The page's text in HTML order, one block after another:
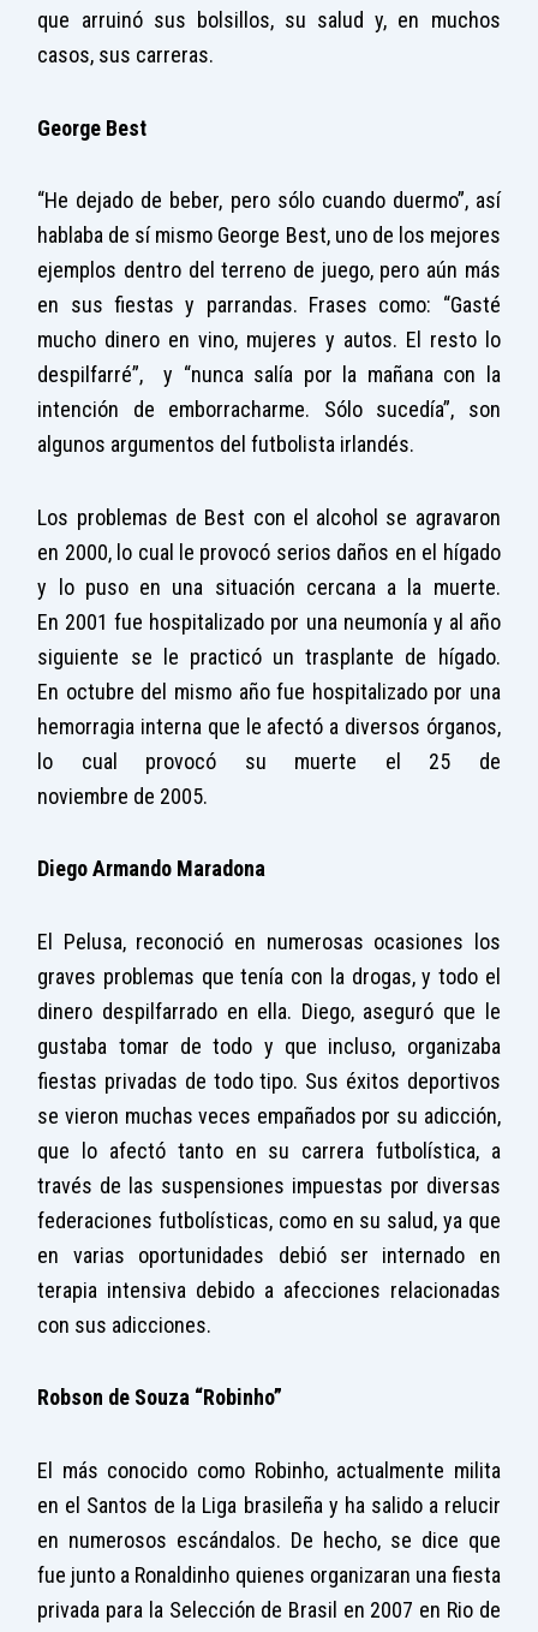
que arruinó sus bolsillos, su salud y, en muchos
casos, sus carreras.
George Best
“He dejado de beber, pero sólo cuando duermo”, así
hablaba de sí mismo George Best, uno de los mejores
ejemplos dentro del terreno de juego, pero aún más
en sus fiestas y parrandas. Frases como: “Gasté
mucho dinero en vino, mujeres y autos. El resto lo
despilfarré”, y “nunca salía por la mañana con la
intención de emborracharme. Sólo sucedía”, son
algunos argumentos del futbolista irlandés.
Los problemas de Best con el alcohol se agravaron
en 2000, lo cual le provocó serios daños en el hígado
y lo puso en una situación cercana a la muerte.
En 2001 fue hospitalizado por una neumonía y al año
siguiente se le practicó un trasplante de hígado.
En octubre del mismo año fue hospitalizado por una
hemorragia interna que le afectó a diversos órganos,
lo cual provocó su muerte el 25 de
noviembre de 2005.
Diego Armando Maradona
El Pelusa, reconoció en numerosas ocasiones los
graves problemas que tenía con la drogas, y todo el
dinero despilfarrado en ella. Diego, aseguró que le
gustaba tomar de todo y que incluso, organizaba
fiestas privadas de todo tipo. Sus éxitos deportivos
se vieron muchas veces empañados por su adicción,
que lo afectó tanto en su carrera futbolística, a
través de las suspensiones impuestas por diversas
federaciones futbolísticas, como en su salud, ya que
en varias oportunidades debió ser internado en
terapia intensiva debido a afecciones relacionadas
con sus adicciones.
Robson de Souza “Robinho”
El más conocido como Robinho, actualmente milita
en el Santos de la Liga brasileña y ha salido a relucir
en numerosos escándalos. De hecho, se dice que
fue junto a Ronaldinho quienes organizaran una fiesta
privada para la Selección de Brasil en 2007 en Rio de